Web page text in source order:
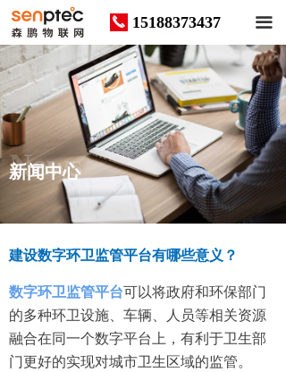
끀
끅 15188373437
建设数字环卫监管平台有哪些意义？
数字环卫监管平台可以将政府和环保部门
的多种环卫设施、车辆、人员等相关资源
融合在同一个数字平台上，有利于卫生部
门更好的实现对城市卫生区域的监管。
News
新闻中心